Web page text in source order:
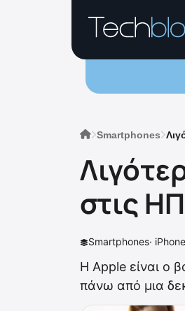
Smartphones
στις
Smartphones· iPhone
Η Apple είναι ο
πάνω από μια